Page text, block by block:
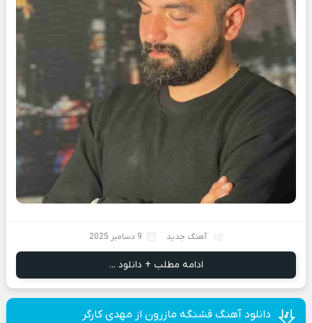
آهنگ جدید 9 دسامبر 2025
ادامه مطلب + دانلود ...
دانلود آهنگ قشنگه مازرون از مهدی کارگر